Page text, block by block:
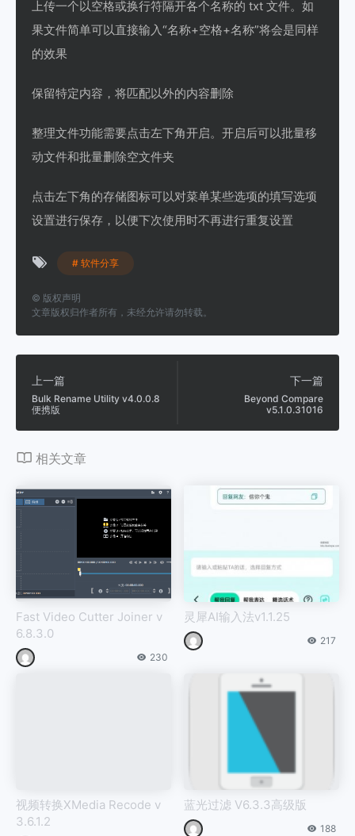
上传一个以空格或换行符隔开各个名称的 txt 文件。如
果文件简单可以直接输入“名称+空格+名称”将会是同样
的效果
保留特定内容，将匹配以外的内容删除
整理文件功能需要点击左下角开启。开启后可以批量移
动文件和批量删除空文件夹
点击左下角的存储图标可以对菜单某些选项的填写选项
设置进行保存，以便下次使用时不再进行重复设置
# 软件分享
© 版权声明
文章版权归作者所有，未经允许请勿转载。
上一篇
Bulk Rename Utility v4.0.0.8
便携版
下一篇
Beyond Compare
v5.1.0.31016
相关文章
Fast Video Cutter Joiner v
6.8.3.0
230
灵犀AI输入法v1.1.25
217
视频转换XMedia Recode v
3.6.1.2
蓝光过滤 V6.3.3高级版
188